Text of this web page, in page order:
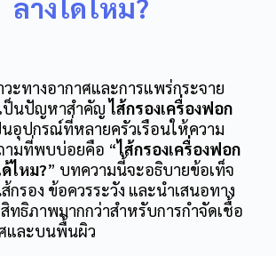
ะทางอากาศและการแพร่กระจาย
เป็นปัญหาสำคัญไส้กรองเครื่องฟอก
อุปกรณ์ที่หลายครัวเรือนให้ความ
ามที่พบบ่อยคือ “ไส้กรองเครื่องฟอก
ไหม?” บทความนี้จะอธิบายข้อเท็จ
กรอง ข้อควรระวัง และนำเสนอทาง
ทธิภาพมากกว่าสำหรับการกำจัดเชื้อ
และบนพื้นผิว